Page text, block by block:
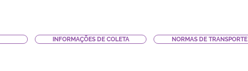
INFORMAÇÕES DE COLETA NORMAS DE TRANSPORTE